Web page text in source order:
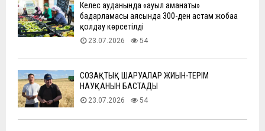
Келес ауданында «ауыл аманаты»
бағдарламасы аясында 300-ден астам жобаға
қолдау көрсетілді
23.07.2026 54
СОЗАҚТЫҚ ШАРУАЛАР ЖИЫН-ТЕРІМ
НАУҚАНЫН БАСТАДЫ
23.07.2026 54